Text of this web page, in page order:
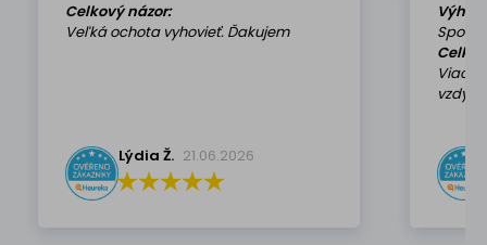
Celkový názor:
Veľká ochota vyhovieť. Ďakujem
Lýdia Ž. 21.06.2026
vzdy k